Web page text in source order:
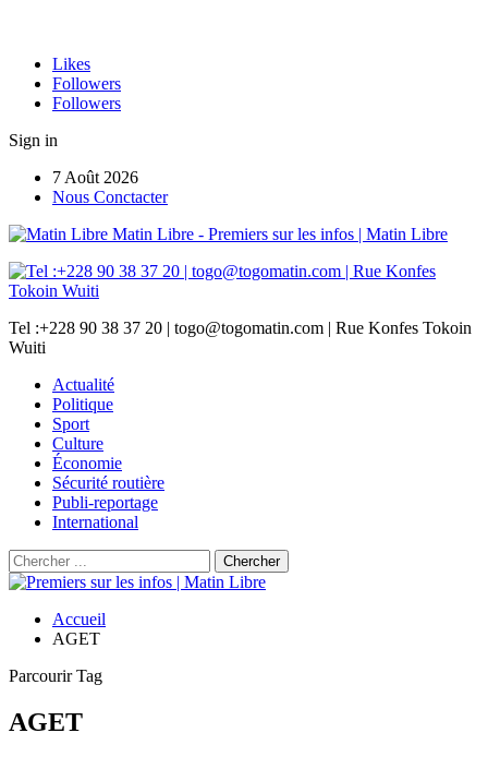
Likes
Followers
Followers
Sign in
7 Août 2026
Nous Conctacter
Matin Libre - Premiers sur les infos | Matin Libre
Tel :+228 90 38 37 20 | togo@togomatin.com | Rue Konfes Tokoin
Wuiti
Actualité
Politique
Sport
Culture
Économie
Sécurité routière
Publi-reportage
International
Accueil
AGET
Parcourir Tag
AGET